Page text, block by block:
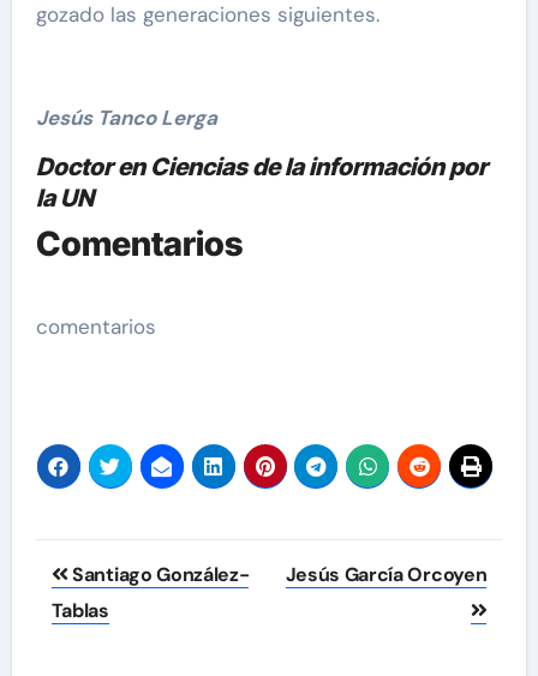
gozado las generaciones siguientes.
Jesús Tanco Lerga
Doctor en Ciencias de la información por
la UN
Comentarios
comentarios
Navegación
de
Santiago González-
Tablas
Jesús García Orcoyen